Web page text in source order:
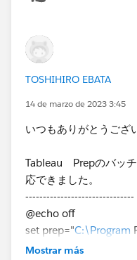
ご教示いただきありが
TOSHIHIRO EBATA
14 de marzo de 2023 3:45
いつもありがとうござ
Tableau Prepのバッ
応できました。
-------------------------------​
@echo off
set prep="C:\Program
Builder
Mostrar más